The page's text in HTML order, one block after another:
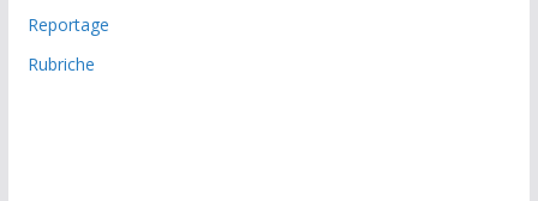
Reportage
Rubriche